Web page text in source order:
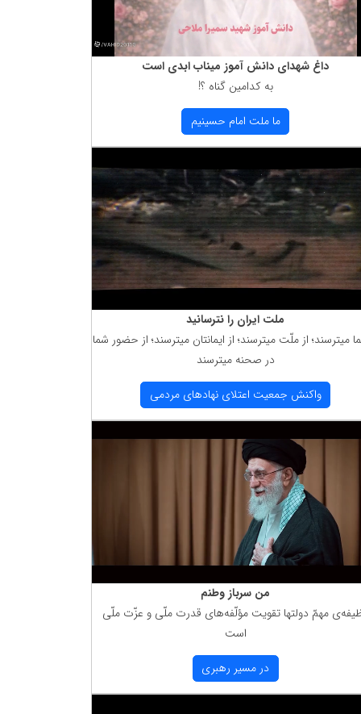
داغ شهدای دانش آموز میناب ابدی است
به كدامین گناه ؟!
ما ملت امام حسینیم
ملت ایران را نترسانید
میترسند؛ از ملّت میترسند؛ از ایمانتان میترسند؛ از حضور شما
در صحنه میترسند
واكنش جمعیت اعتلای نهادهای مردمی
من سرباز وطنم
مهمّ دولتها تقویت مؤلّفه‌های قدرت ملّی و عزّت ملّی
است
در مسیر رهبری